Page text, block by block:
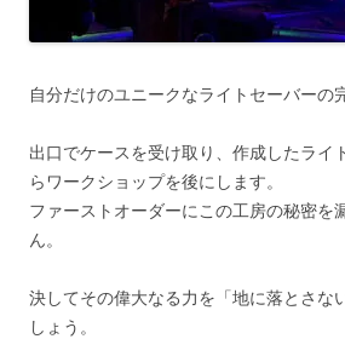
自分だけのユニークなライトセーバーの
出口でケースを受け取り、作成したライ
らワークショップを後にします。
ファーストオーダーにこの工房の秘密を
ん。
決してその偉大なる力を「地に落とさな
しょう。